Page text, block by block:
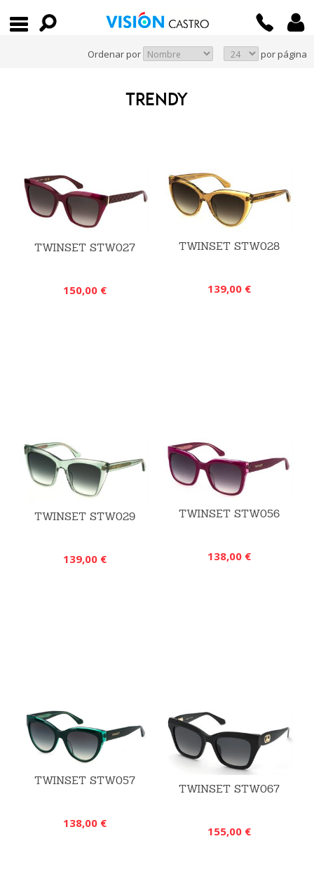
Ordenar por por página
TRENDY
TWINSET STW027
150,00 €
TWINSET STW028
139,00 €
TWINSET STW029
139,00 €
TWINSET STW056
138,00 €
TWINSET STW057
138,00 €
TWINSET STW067
155,00 €